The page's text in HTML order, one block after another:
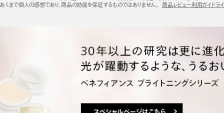
くまで個人の感想であり、商品の効能を保証するものではありません。 商品レビュー利用ガイドラ